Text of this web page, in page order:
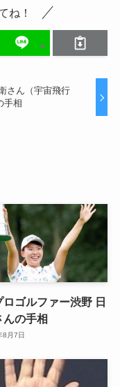
ね！
さん（宇宙飛行
手相
ロゴルファー渋野 日
んの手相
8月7日